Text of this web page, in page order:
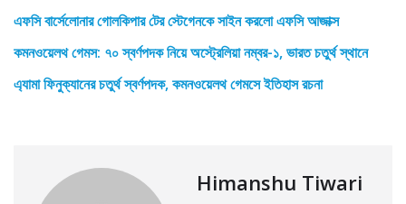
এফসি বার্সেলোনার গোলকিপার টের স্টেগেনকে সাইন করলো এফসি আজাক্স
কমনওয়েলথ গেমস: ৭০ স্বর্ণপদক নিয়ে অস্ট্রেলিয়া নম্বর-১, ভারত চতুর্থ স্থানে
এ্যামা ফিনুক্যানের চতুর্থ স্বর্ণপদক, কমনওয়েলথ গেমসে ইতিহাস রচনা
Himanshu Tiwari